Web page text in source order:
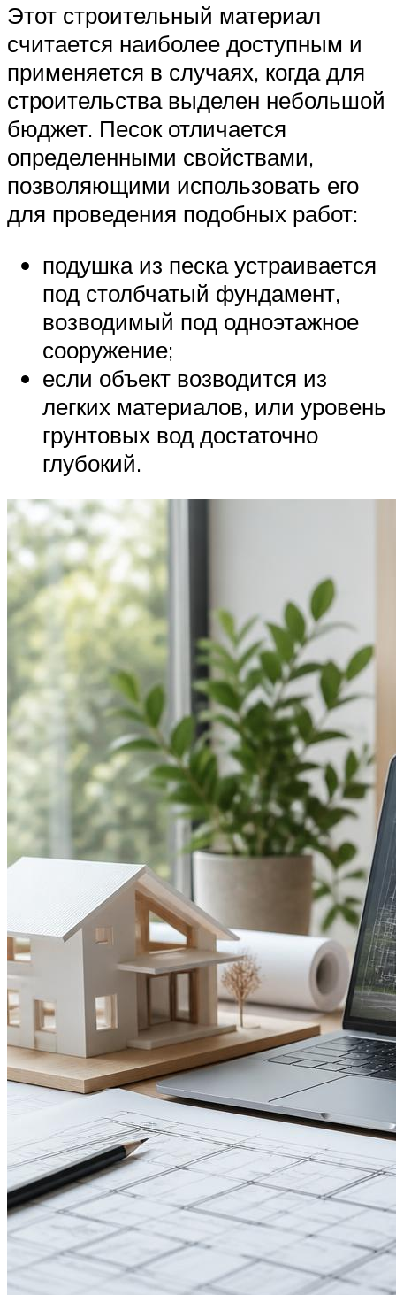
Этот строительный материал
считается наиболее доступным и
применяется в случаях, когда для
строительства выделен небольшой
бюджет. Песок отличается
определенными свойствами,
позволяющими использовать его
для проведения подобных работ:
подушка из песка устраивается
под столбчатый фундамент,
возводимый под одноэтажное
сооружение;
если объект возводится из
легких материалов, или уровень
грунтовых вод достаточно
глубокий.